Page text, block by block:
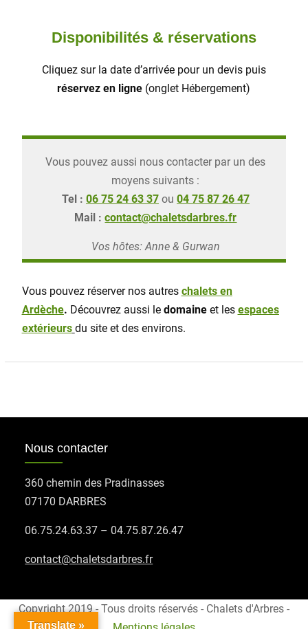
Disponibilités & réservations
Cliquez sur la date d’arrivée pour un devis puis
réservez en ligne (onglet Hébergement)
Vous pouvez aussi nous contacter par un des
moyens suivants :
Tel : 06 75 24 63 37ou 04 75 87 26 47
Mail :contact@chaletsdarbres.fr
Vos hôtes: Anne & Gurwan
Vous pouvez réserver nos autres chalets en
Ardèche. Découvrez aussi le domaineet les espaces
extérieurs du site et des environs.
Nous contacter
360 chemin des Pradinasses
07170 DARBRES
06.75.24.63.37 – 04.75.87.26.47
contact@chaletsdarbres.fr
Translate »
Copyright 2019 - Tous droits réservés - Chalets d'Arbres -